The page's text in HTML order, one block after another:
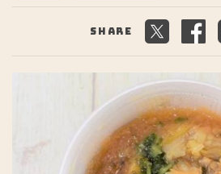
Share